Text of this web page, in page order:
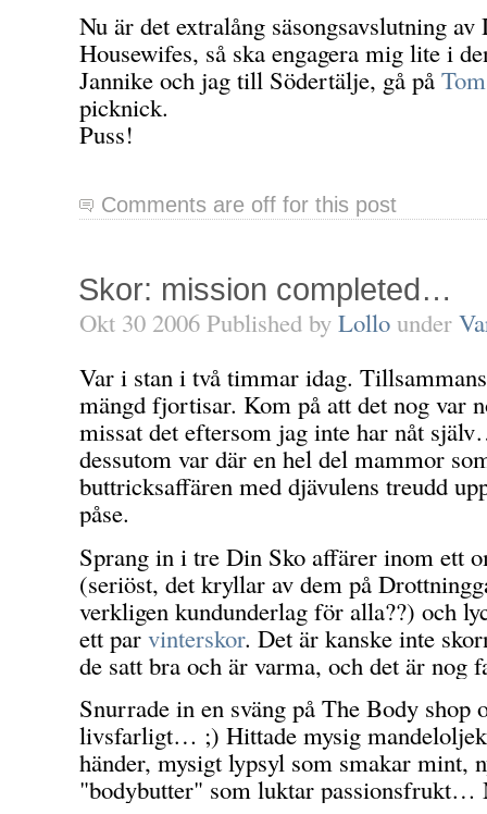
Nu är det extralång säsongsavslutning av
Housewifes, så ska engagera mig lite i
Jannike och jag till Södertälje, gå på
picknick.
Puss!
Comments are off for this post
Skor: mission completed…
Okt 30 2006 Published by Lollo under
Var i stan i två timmar idag.
mängd fjortisar. Kom på att det nog var
missat det eftersom jag inte har nåt
dessutom var där en hel del mammor
buttricksaffären med djävulens treudd
påse.
Sprang in i tre Din Sko affärer inom ett
(seriöst, det kryllar av dem på
verkligen kundunderlag för alla??) och
ett par vinterskor. Det är kanske inte
de satt bra och är varma, och det är nog
Snurrade in en sväng på The Body shop
livsfarligt… ;) Hittade mysig
händer, mysigt lypsyl som smakar mint,
"bodybutter" som luktar passionsfrukt…